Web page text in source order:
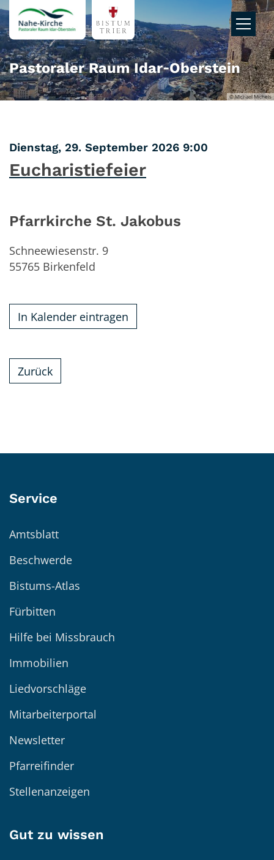
Zum Inhalt springen
© Michael Michels
Pastoraler Raum Idar‑Oberstein
Dienstag, 29. September 2026 9:00
Eucharistiefeier
Pfarrkirche St. Jakobus
Schneewiesenstr. 9
55765 Birkenfeld
In Kalender eintragen
Zurück
Service
Amtsblatt
Beschwerde
Bistums-Atlas
Fürbitten
Hilfe bei Missbrauch
Immobilien
Liedvorschläge
Mitarbeiterportal
Newsletter
Pfarreifinder
Stellenanzeigen
Gut zu wissen